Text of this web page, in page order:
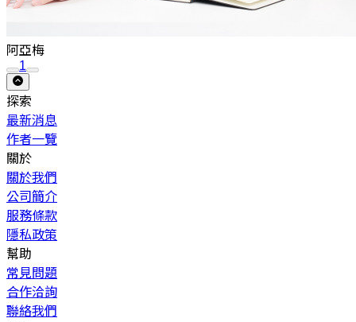
阿亞梅
1
探索
最新消息
作者一覽
關於
關於我們
公司簡介
服務條款
隱私政策
幫助
常見問題
合作洽詢
聯絡我們